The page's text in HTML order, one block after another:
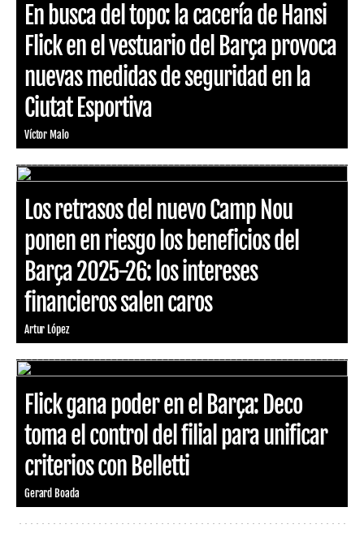
En busca del topo: la cacería de Hansi
Flick en el vestuario del Barça provoca
nuevas medidas de seguridad en la
Ciutat Esportiva
Víctor Malo
Los retrasos del nuevo Camp Nou
ponen en riesgo los beneficios del
Barça 2025-26: los intereses
financieros salen caros
Artur López
Flick gana poder en el Barça: Deco
toma el control del filial para unificar
criterios con Belletti
Gerard Boada